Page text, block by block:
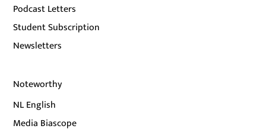
Podcast Letters
Student Subscription
Newsletters
Noteworthy
NL English
Media Biascope